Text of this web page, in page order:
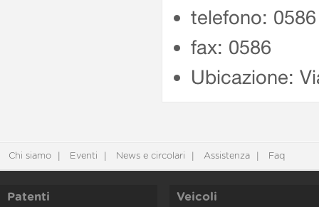
telefono:
fax: 0586
Ubicazione:
Chi siamo Eventi News e circolari Assistenza Faq
Patenti Veicoli